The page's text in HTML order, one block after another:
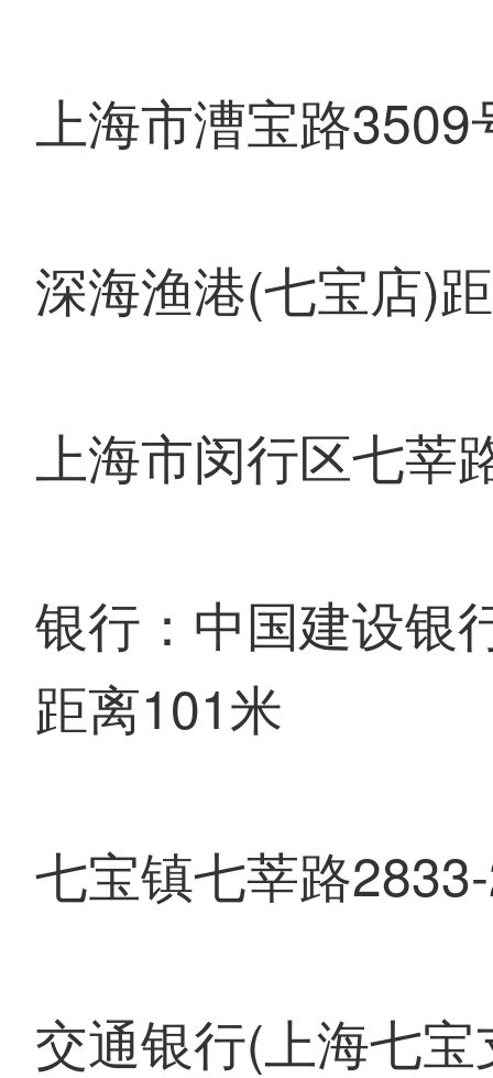
上海市漕宝路
深海渔港(七宝店)
上海市闵行区七莘
银行：中国建设银
距离101米
七宝镇七莘路
交通银行(上海七